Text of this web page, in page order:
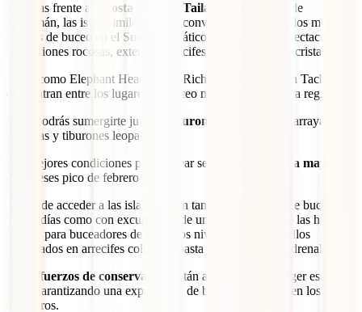
Situadas frente a la costa oeste de Tailandia
, en el mar de
Andamán, las islas Similan se han convertido en uno de los mejores
lugares de buceo en el Sudeste Asiático gracias a sus espectaculares
formaciones rocosas, extensos arrecifes de coral y aguas cristalinas.
Sitios como Elephant Head Rock, Richelieu Rock y Koh Tachai se
encuentran entre los lugares de buceo más populares de la región.
Aquí podrás sumergirte junto a
tiburones ballena
, mantarrayas,
morenas y tiburones leopardo.
Las mejores condiciones para bucear se dan de
octubre a mayo
con meses pico de febrero a abril.
Se puede acceder a las islas Similan tanto con cruceros de buceo de
varios días como con excursiones de una jornada, lo que las hace
ideales para buceadores de todos los niveles, desde aquellos
interesados ​​en arrecifes coloridos hasta los que buscan adrenalina.
esfuerzos de conservación
están ayudando a proteger estas
islas, garantizando una experiencia de buceo de calidad en los años
venideros.